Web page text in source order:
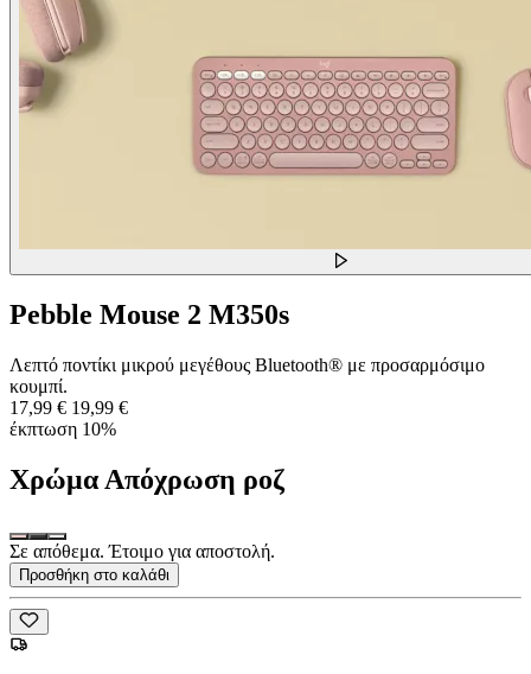
Pebble Mouse 2 M350s
Λεπτό ποντίκι μικρού μεγέθους Bluetooth® με προσαρμόσιμο
κουμπί.
17,99 € 19,99 €
έκπτωση 10%
Χρώμα Απόχρωση ροζ
Σε απόθεμα. Έτοιμο για αποστολή.
Προσθήκη στο καλάθι